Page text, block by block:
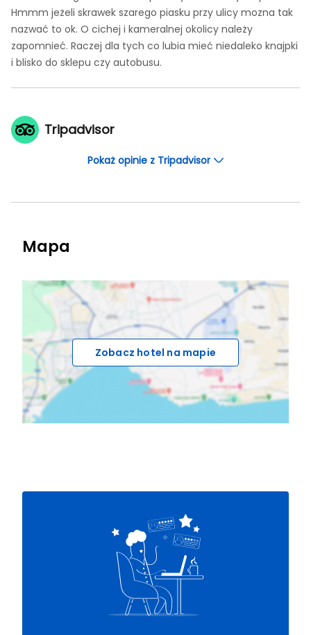
Hmmm jeżeli skrawek szarego piasku przy ulicy mozna tak
nazwać to ok. O cichej i kameralnej okolicy należy
zapomnieć. Raczej dla tych co lubia mieć niedaleko knajpki
i blisko do sklepu czy autobusu.
Tripadvisor
Pokaż opinie z Tripadvisor
Mapa
Zobacz hotel na mapie